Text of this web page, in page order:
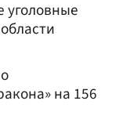
на 156